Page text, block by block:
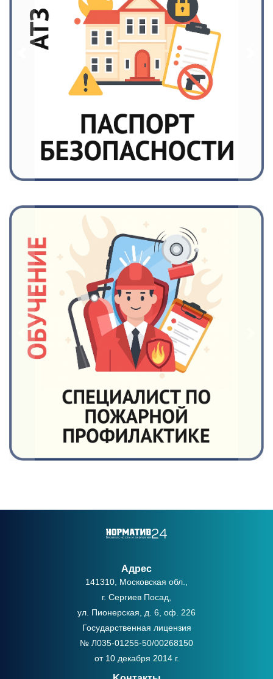
Адрес
141310, Московская обл.,
г. Сергиев Посад,
ул. Пионерская, д. 6, оф. 226
Государственная лицензия
№ Л035-01255-50/00268150
от 10 декабря 2014 г.